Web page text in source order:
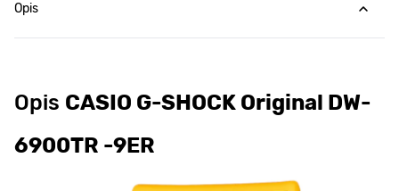
Opis
Opis CASIO G-SHOCK Original DW-
6900TR -9ER